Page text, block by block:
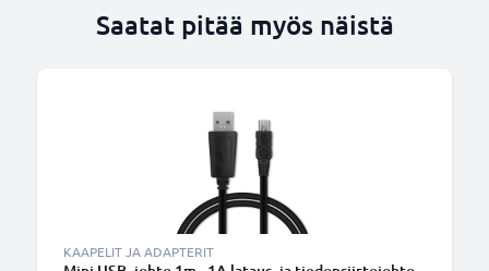
Saatat pitää myös näistä
KAAPELIT JA ADAPTERIT